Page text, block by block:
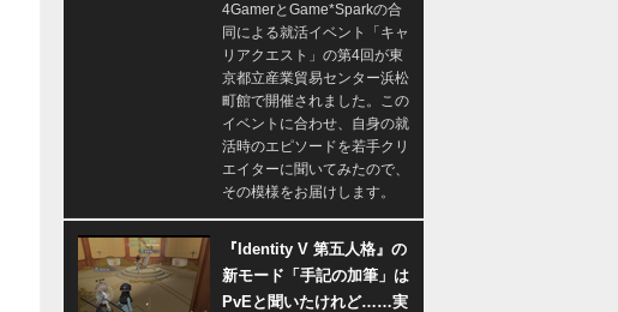
4GamerとGame*Sparkの合
同による就活イベント「キャ
リアクエスト」の第4回が東
京都立産業貿易センター浜松
町館で開催されました。この
イベントに合わせ、自身の就
活時のエピソードを若手クリ
エイターに聞いてみたので、
その模様をお届けします。
『Identity V 第五人格』の
新モード「手記の加筆」は
PvEと聞いたけれど……実